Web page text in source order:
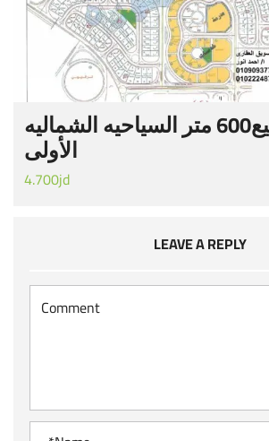
#‏ارض_للبيع‬600 متر السياحيه الشماليه
الأولى
4.700jd
LEAVE A REPLY